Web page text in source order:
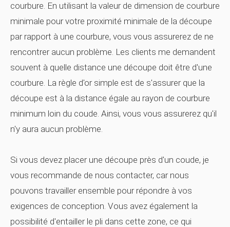
courbure. En utilisant la valeur de dimension de courbure
minimale pour votre proximité minimale de la découpe
par rapport à une courbure, vous vous assurerez de ne
rencontrer aucun problème. Les clients me demandent
souvent à quelle distance une découpe doit être d'une
courbure. La règle d'or simple est de s'assurer que la
découpe est à la distance égale au rayon de courbure
minimum loin du coude. Ainsi, vous vous assurerez qu'il
n'y aura aucun problème.
Si vous devez placer une découpe près d'un coude, je
vous recommande de nous contacter, car nous
pouvons travailler ensemble pour répondre à vos
exigences de conception. Vous avez également la
possibilité d'entailler le pli dans cette zone, ce qui